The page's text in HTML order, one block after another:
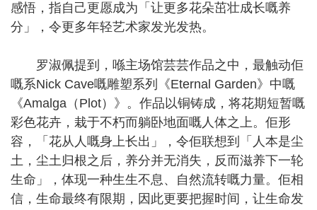
感悟，指自己更愿成为「让更多花朵茁壮成长嘅养
分」，令更多年轻艺术家发光发热。
罗淑佩提到，喺主场馆芸芸作品之中，最触动佢
嘅系Nick Cave嘅雕塑系列《Eternal Garden》中嘅
《Amalga（Plot）》。作品以铜铸成，将花期短暂嘅
彩色花卉，栽于不朽而躺卧地面嘅人体之上。佢形
容，「花从人嘅身上长出」，令佢联想到「人本是尘
土，尘土归根之后，养分并无消失，反而滋养下一轮
生命」，体现一种生生不息、自然流转嘅力量。佢相
信，生命最终有限期，因此更要把握时间，让生命发